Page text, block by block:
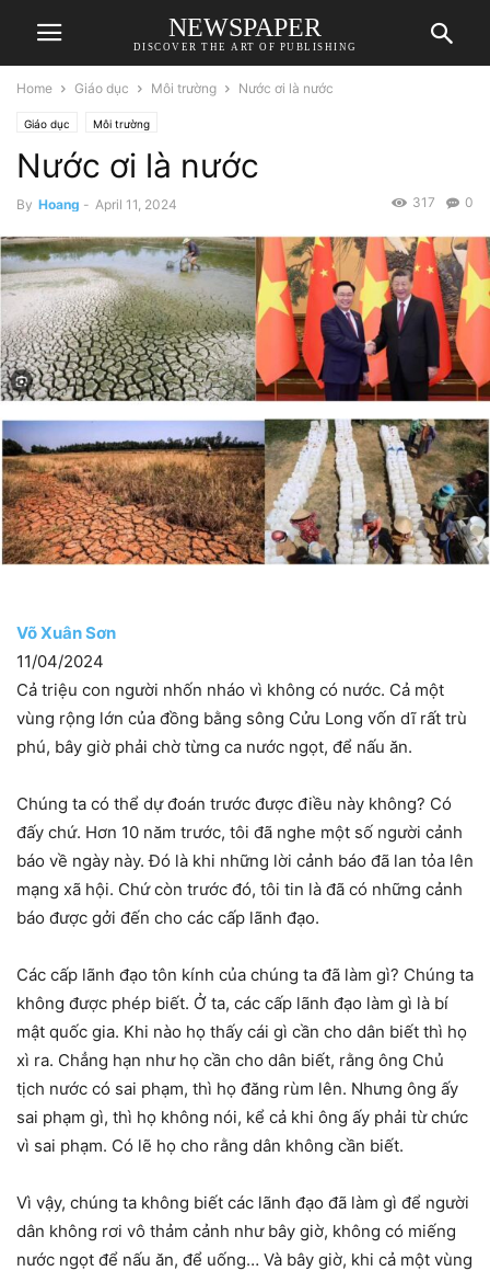
NEWSPAPER
DISCOVER THE ART OF PUBLISHING
Home Giáo dục Môi trường Nước ơi là nước
Giáo dục Môi trường
Nước ơi là nước
By Hoang - April 11, 2024 0
317
Võ Xuân Sơn
11/04/2024
Cả triệu con người nhốn nháo vì không có nước. Cả một
vùng rộng lớn của đồng bằng sông Cửu Long vốn dĩ rất trù
phú, bây giờ phải chờ từng ca nước ngọt, để nấu ăn.
Chúng ta có thể dự đoán trước được điều này không? Có
đấy chứ. Hơn 10 năm trước, tôi đã nghe một số người cảnh
báo về ngày này. Đó là khi những lời cảnh báo đã lan tỏa lên
mạng xã hội. Chứ còn trước đó, tôi tin là đã có những cảnh
báo được gởi đến cho các cấp lãnh đạo.
Các cấp lãnh đạo tôn kính của chúng ta đã làm gì? Chúng ta
không được phép biết. Ở ta, các cấp lãnh đạo làm gì là bí
mật quốc gia. Khi nào họ thấy cái gì cần cho dân biết thì họ
xì ra. Chẳng hạn như họ cần cho dân biết, rằng ông Chủ
tịch nước có sai phạm, thì họ đăng rùm lên. Nhưng ông ấy
sai phạm gì, thì họ không nói, kể cả khi ông ấy phải từ chức
vì sai phạm. Có lẽ họ cho rằng dân không cần biết.
Vì vậy, chúng ta không biết các lãnh đạo đã làm gì để người
dân không rơi vô thảm cảnh như bây giờ, không có miếng
nước ngọt để nấu ăn, để uống… Và bây giờ, khi cả một vùng